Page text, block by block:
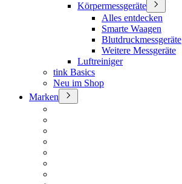
Körpermessgeräte
Alles entdecken
Smarte Waagen
Blutdruckmessgeräte
Weitere Messgeräte
Luftreiniger
tink Basics
Neu im Shop
Marken